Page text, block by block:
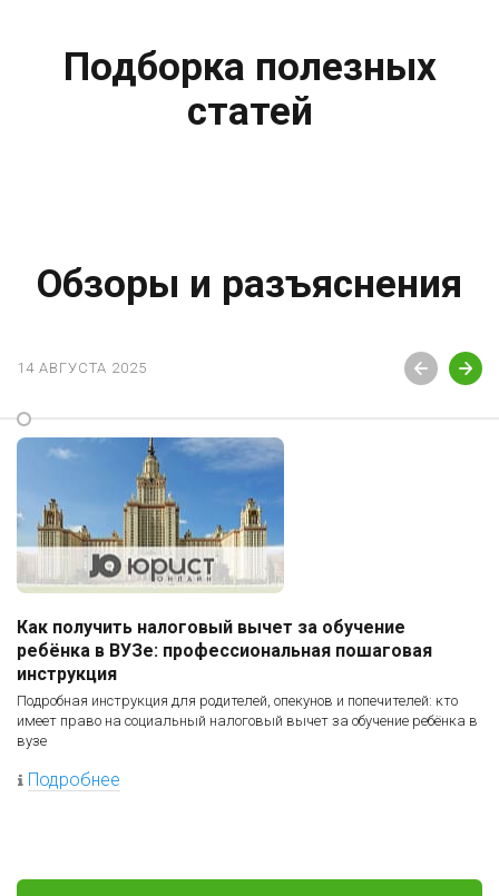
Подборка полезных
статей
Обзоры и разъяснения
14 АВГУСТА 2025
Как получить налоговый вычет за обучение
ребёнка в ВУЗе: профессиональная пошаговая
инструкция
Подробная инструкция для родителей, опекунов и попечителей: кто
имеет право на социальный налоговый вычет за обучение ребёнка в
вузе
Подробнее